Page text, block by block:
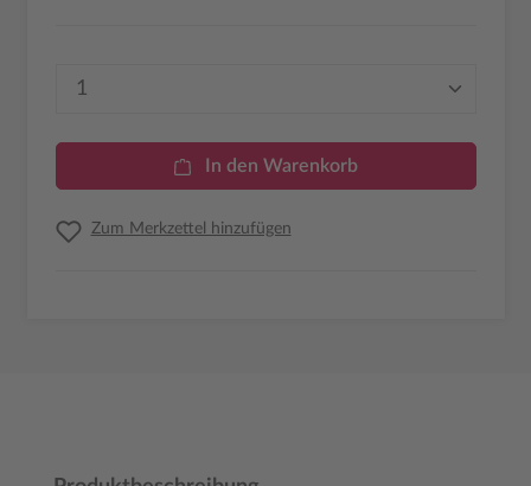
Produkt Anzahl: Gib den gewünschten
In den Warenkorb
Zum Merkzettel hinzufügen